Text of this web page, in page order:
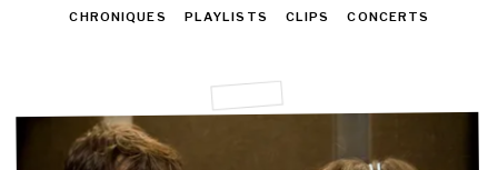
CHRONIQUES PLAYLISTS CLIPS CONCERTS